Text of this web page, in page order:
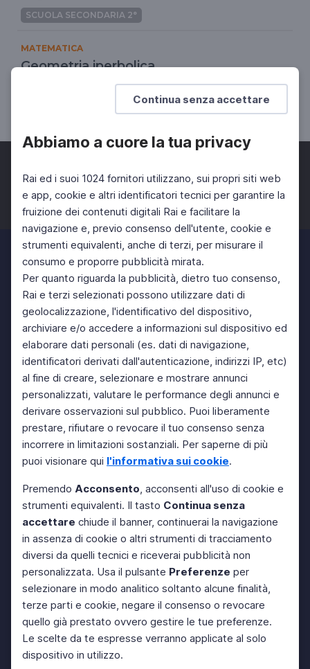
Continua senza accettare
Abbiamo a cuore la tua privacy
Rai ed i suoi 1024 fornitori utilizzano, sui propri siti web
e app, cookie e altri identificatori tecnici per garantire la
fruizione dei contenuti digitali Rai e facilitare la
navigazione e, previo consenso dell'utente, cookie e
strumenti equivalenti, anche di terzi, per misurare il
consumo e proporre pubblicità mirata.
Per quanto riguarda la pubblicità, dietro tuo consenso,
Rai e terzi selezionati possono utilizzare dati di
geolocalizzazione, l'identificativo del dispositivo,
archiviare e/o accedere a informazioni sul dispositivo ed
elaborare dati personali (es. dati di navigazione,
identificatori derivati dall'autenticazione, indirizzi IP, etc)
al fine di creare, selezionare e mostrare annunci
personalizzati, valutare le performance degli annunci e
derivare osservazioni sul pubblico. Puoi liberamente
prestare, rifiutare o revocare il tuo consenso senza
incorrere in limitazioni sostanziali. Per saperne di più
puoi visionare qui l'informativa sui cookie.
Premendo Acconsento, acconsenti all'uso di cookie e
strumenti equivalenti. Il tasto Continua senza
accettare chiude il banner, continuerai la navigazione
in assenza di cookie o altri strumenti di tracciamento
diversi da quelli tecnici e riceverai pubblicità non
personalizzata. Usa il pulsante Preferenze per
selezionare in modo analitico soltanto alcune finalità,
terze parti e cookie, negare il consenso o revocare
quello già prestato ovvero gestire le tue preferenze.
Le scelte da te espresse verranno applicate al solo
dispositivo in utilizzo.
SCUOLA SECONDARIA 2°
MATEMATICA
Geometria iperbolica
Le geometrie non euclidee
SCUOLA SECONDARIA 2°
Facebook Twitter Instagram